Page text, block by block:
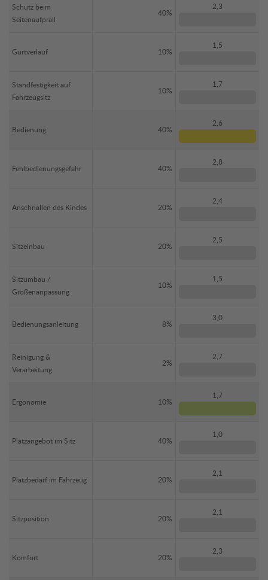
Schutz beim
Seitenaufprall
40%
2,3
Gurtverlauf 10%
1,5
Standfestigkeit auf
Fahrzeugsitz
10%
1,7
Bedienung 40%
2,6
Fehlbedienungsgefahr 40%
2,8
Anschnallen des Kindes 20%
2,4
Sitzeinbau 20%
2,5
Sitzumbau /
Größenanpassung
10%
1,5
Bedienungsanleitung 8%
3,0
Reinigung &
Verarbeitung
2%
2,7
Ergonomie 10%
1,7
Platzangebot im Sitz 40%
1,0
Platzbedarf im Fahrzeug 20%
2,1
Sitzposition 20%
2,1
Komfort 20%
2,3